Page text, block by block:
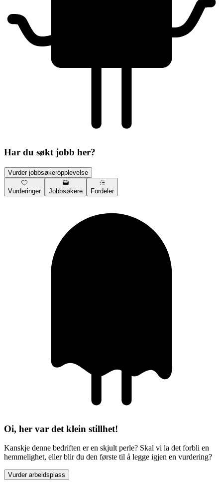
Har du søkt jobb her?
Vurder jobbsøkeropplevelse
Vurderinger Jobbsøkere Fordeler
Oi, her var det klein stillhet!
Kanskje denne bedriften er en skjult perle? Skal vi la det forbli en
hemmelighet, eller blir du den første til å legge igjen en vurdering?
Vurder arbeidsplass